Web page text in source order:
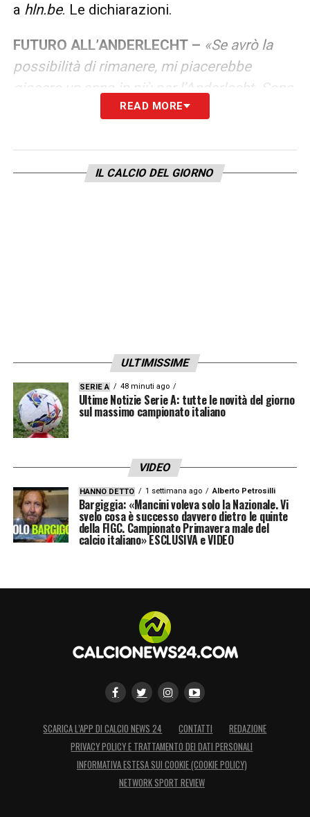
a hln.be. Le dichiarazioni.
FUTURO ALL’ANDERLECHT – «Se avrò la
possibilità di rimanere, mi piacerebbe
giocare un anno in più per l’Anderlecht. Sono
felice qui anche se fa freddo in inverno In più
preferito con due punte».
READ MORE
IL CALCIO DEL GIORNO
ULTIMISSIME
SERIE A 48 minuti ago
Ultime Notizie Serie A: tutte le novità del giorno
sul massimo campionato italiano
VIDEO
HANNO DETTO 1 settimana ago Alberto Petrosilli
Bargiggia: «Mancini voleva solo la Nazionale. Vi
svelo cosa è successo davvero dietro le quinte
della FIGC. Campionato Primavera male del
calcio italiano» ESCLUSIVA e VIDEO
SCARICA L’APP DI CALCIO NEWS 24 CONTATTI
REDAZIONE
PRIVACY POLICY E TRATTAMENTO DEI DATI PERSONALI
INFORMATIVA ESTESA SUI COOKIE (COOKIE POLICY)
NETWORK SPORT REVIEW